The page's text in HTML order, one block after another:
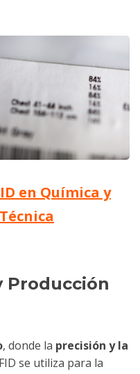
en Química y
Producción
, donde la precisión y la
se utiliza para la